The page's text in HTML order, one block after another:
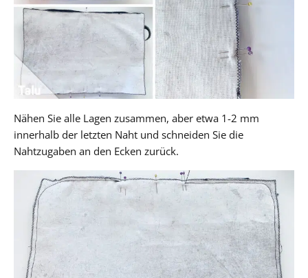
Nähen Sie alle Lagen zusammen, aber etwa 1-2 mm
innerhalb der letzten Naht und schneiden Sie die
Nahtzugaben an den Ecken zurück.